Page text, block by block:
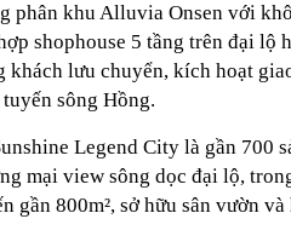
phân khu Alluvia Onsen với
shophouse 5 tầng trên đại lộ
khách lưu chuyển, kích hoạt
sông Hồng.
Legend City là gần 700
mại view sông dọc đại lộ,
gần 800m², sở hữu sân vườn